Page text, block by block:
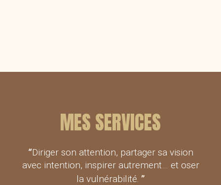
MES SERVICES
“Diriger son attention, partager sa vision
avec intention, inspirer autrement… et oser
la vulnérabilité. ”